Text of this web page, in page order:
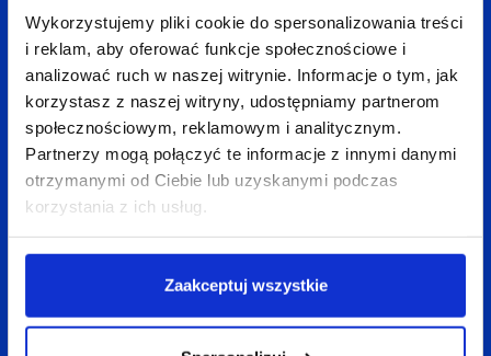
Wykorzystujemy pliki cookie do spersonalizowania treści
i reklam, aby oferować funkcje społecznościowe i
analizować ruch w naszej witrynie. Informacje o tym, jak
korzystasz z naszej witryny, udostępniamy partnerom
społecznościowym, reklamowym i analitycznym.
Partnerzy mogą połączyć te informacje z innymi danymi
otrzymanymi od Ciebie lub uzyskanymi podczas
korzystania z ich usług.
Zaakceptuj wszystkie
Biorąc pod uwagę fakt, iż nasze treści będą
indeksowane przez wyszukiwarkę, warto
konstruować je w taki sposób, by już ich obecność
w wynikach wyszukiwania intrygowała i zachęcała
do zapoznania się z profilem. Pamiętajmy,
że w Google+ nie piszemy jedynie do innych
użytkowników portalu. Dobrze skonstruowany
strony, a nawet wzrost konwersji w przypadku
klientów, których zainteresuje zaprezentowana